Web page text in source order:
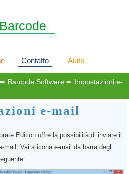
Contatto Aiuto
➨ Barcode Software ➨ Impostazioni e-
e-mail
Edition offre la possibilità di inviare il
mail. Vai a icona e-mail da barra degli